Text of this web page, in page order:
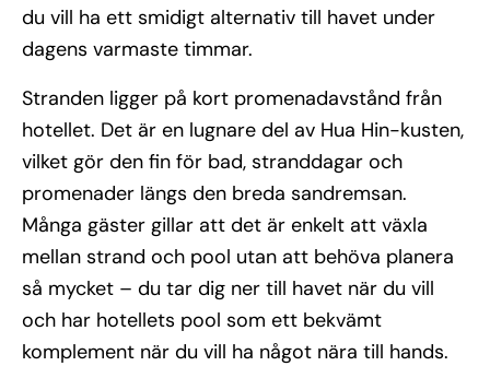
du vill ha ett smidigt alternativ till havet under
dagens varmaste timmar.
Stranden ligger på kort promenadavstånd från
hotellet. Det är en lugnare del av Hua Hin-kusten,
vilket gör den fin för bad, stranddagar och
promenader längs den breda sandremsan.
Många gäster gillar att det är enkelt att växla
mellan strand och pool utan att behöva planera
så mycket – du tar dig ner till havet när du vill
och har hotellets pool som ett bekvämt
komplement när du vill ha något nära till hands.